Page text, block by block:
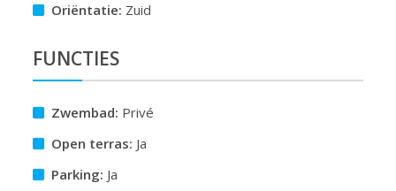
Oriëntatie: Zuid
FUNCTIES
Zwembad: Privé
Open terras: Ja
Parking: Ja